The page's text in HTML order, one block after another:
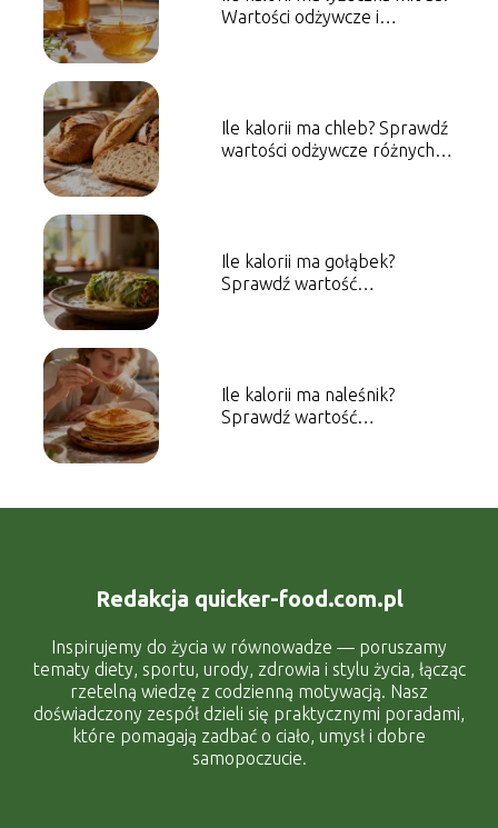
Wartości odżywcze i
Ile kalorii ma chleb? Sprawdź
wartości odżywcze różnych
Ile kalorii ma gołąbek?
Sprawdź wartość
Ile kalorii ma naleśnik?
Sprawdź wartość
Redakcja quicker-food.com.pl
Inspirujemy do życia w równowadze — poruszamy
tematy diety, sportu, urody, zdrowia i stylu życia, łącząc
rzetelną wiedzę z codzienną motywacją. Nasz
doświadczony zespół dzieli się praktycznymi poradami,
które pomagają zadbać o ciało, umysł i dobre
samopoczucie.